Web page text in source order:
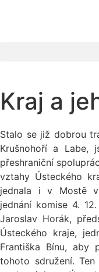
Kraj a
Stalo se již dobrou
Krušnohoří a Labe,
přeshraniční
vztahy Ústeckého
jednala i v Mostě v
jednání komise 4.
Jaroslav Horák,
Ústeckého kraje,
Františka Bínu, aby
tohoto sdružení.